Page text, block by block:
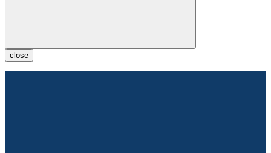
close